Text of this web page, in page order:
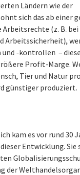
Ländern wie der
sich das ab einer
Arbeitsrechte (z. B. bei
Arbeitssicherheit),
-kontrollen –
Profit-Marge.
Tier und Natur
günstiger produziert.
kam es vor rund 30
Entwicklung.
der